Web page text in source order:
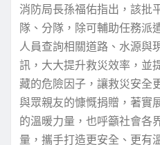
消防局長孫福佑指出，該批
隊、分隊，除可輔助任務派
人員查詢相關道路、水源與
訊，大大提升救災效率，並
藏的危險因子，讓救災安全
與眾親友的慷慨捐贈，著實
的溫暖力量，也呼籲社會各
量，攜手打造更安全、更有